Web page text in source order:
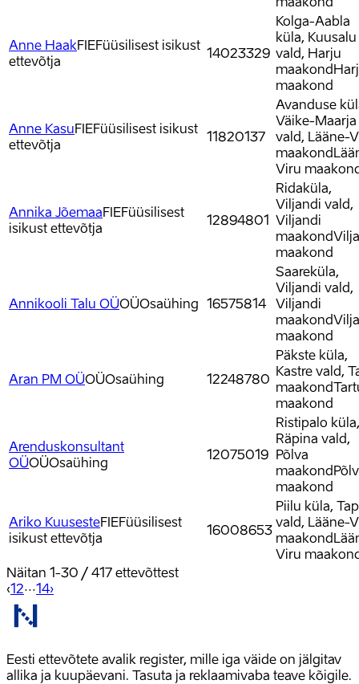
Anne HaakFIEFüüsilisest isikust
ettevõtja
14023329
Kolga-Aabla
küla, Kuusalu
vald, Harju
maakond
maakond
Anne KasuFIEFüüsilisest isikust
ettevõtja
11820137
Avanduse
Väike-Maarja
vald, Lääne-
maakond
Viru
Annika JõemaaFIEFüüsilisest
isikust ettevõtja
12894801
Ridaküla,
Viljandi vald,
Viljandi
maakond
maakond
Annikooli Talu OÜOÜOsaühing 16575814
Saareküla,
Viljandi vald,
Viljandi
maakond
maakond
Aran PM OÜOÜOsaühing 12248780
Päkste küla,
Kastre vald,
maakond
maakond
Arenduskonsultant
OÜOÜOsaühing 12075019
Ristipalo küla,
Räpina vald,
Põlva
maakond
maakond
Ariko KuusesteFIEFüüsilisest
isikust ettevõtja
16008653
Piilu küla,
vald, Lääne-
maakond
Viru
Näitan 1-30 / 417 ettevõttest
‹12···14›
Eesti ettevõtete avalik register, mille iga väide on jälgitav
allika ja kuupäevani. Tasuta ja reklaamivaba teave kõigile.